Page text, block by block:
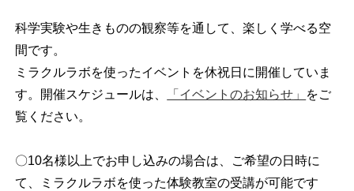
科学実験や生きものの観察等を通して、楽しく学べる空
間です。
ミラクルラボを使ったイベントを休祝日に開催していま
す。開催スケジュールは、
「イベントのお知らせ」
をご
覧ください。
〇10名様以上でお申し込みの場合は、ご希望の日時に
て、ミラクルラボを使った体験教室の受講が可能です